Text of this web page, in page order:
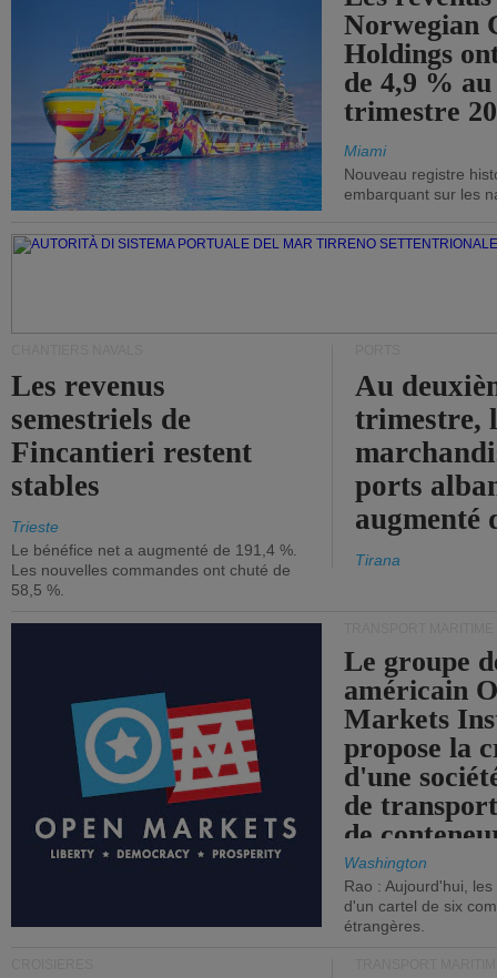
Norwegian
Holdings
de 4,9 %
trimestre
Miami
Nouveau registre
embarquant sur les
Les revenus
semestriels de
Fincantieri restent
stables
Trieste
Le bénéfice net a augmenté de 191,4 %.
Les nouvelles commandes ont chuté de
58,5 %.
Au
trimestre,
ports
augmenté
Tirana
Le groupe
américain
Markets
propose la
d'une
de
de
Washington
Rao : Aujourd'hui,
d'un cartel de six
étrangères.